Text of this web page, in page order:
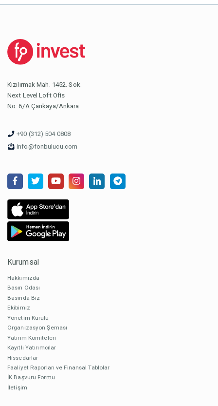
Kızılırmak Mah. 1452. Sok.
Next Level Loft Ofis
No: 6/A Çankaya/Ankara
+90 (312) 504 0808
info@fonbulucu.com
Kurumsal
Hakkımızda
Basın Odası
Basında Biz
Ekibimiz
Yönetim Kurulu
Organizasyon Şeması
Yatırım Komiteleri
Kayıtlı Yatırımcılar
Hissedarlar
Faaliyet Raporları ve Finansal Tablolar
İK Başvuru Formu
İletişim